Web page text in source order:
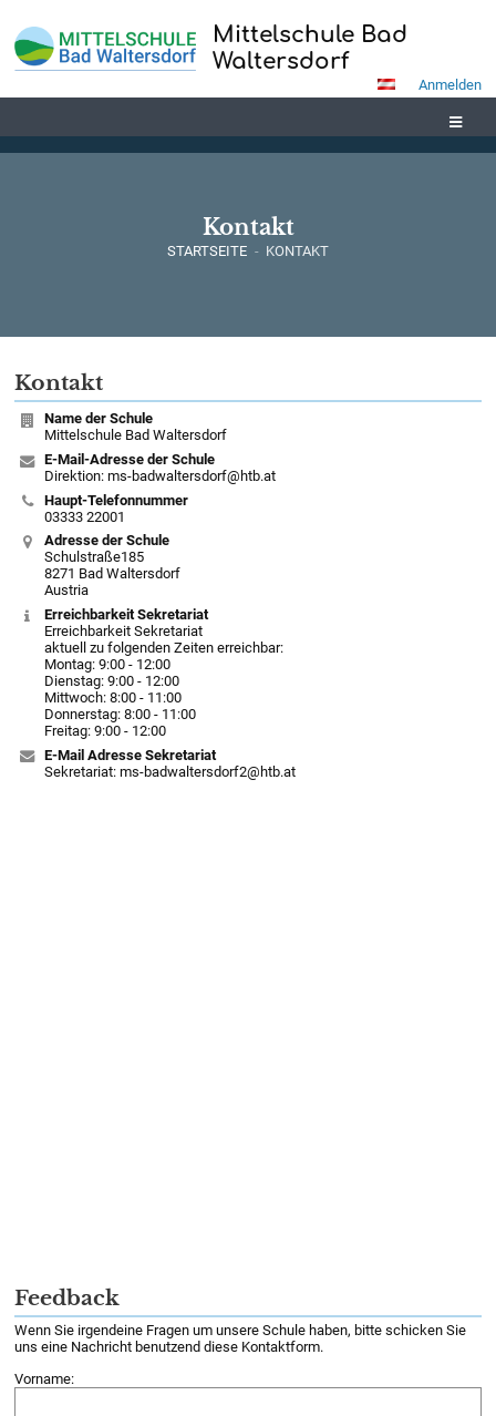
Mittelschule Bad
Waltersdorf
Anmelden
Kontakt
STARTSEITE - KONTAKT
Kontakt
Kontakt
Name der Schule
Mittelschule Bad Waltersdorf
E-Mail-Adresse der Schule
Direktion: ms-badwaltersdorf@htb.at
Haupt-Telefonnummer
03333 22001
Adresse der Schule
Schulstraße185
8271 Bad Waltersdorf
Austria
Erreichbarkeit Sekretariat
Erreichbarkeit Sekretariat
aktuell zu folgenden Zeiten erreichbar:
Montag: 9:00 - 12:00
Dienstag: 9:00 - 12:00
Mittwoch: 8:00 - 11:00
Donnerstag: 8:00 - 11:00
Freitag: 9:00 - 12:00
E-Mail Adresse Sekretariat
Sekretariat: ms-badwaltersdorf2@htb.at
Feedback
Wenn Sie irgendeine Fragen um unsere Schule haben, bitte schicken Sie
uns eine Nachricht benutzend diese Kontaktform.
Vorname: